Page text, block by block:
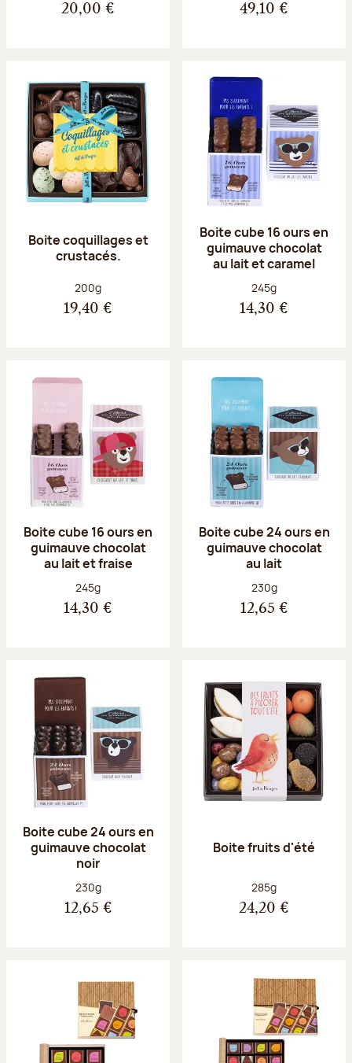
20,00 € 49,10 €
Boite coquillages et
crustacés.
Poids net :
200g
19,40 €
Boite cube 16 ours en
guimauve chocolat
au lait et caramel
Poids net :
245g
14,30 €
Boite cube 16 ours en
guimauve chocolat
au lait et fraise
Poids net :
245g
14,30 €
Boite cube 24 ours en
guimauve chocolat
au lait
Poids net :
230g
12,65 €
Boite cube 24 ours en
guimauve chocolat
noir
Poids net :
230g
12,65 €
Boite fruits d'été
Poids net :
285g
24,20 €